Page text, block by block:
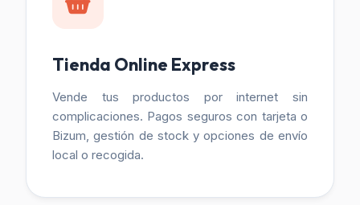
Tienda Online Express
Vende tus productos por internet sin
complicaciones. Pagos seguros con tarjeta o
Bizum, gestión de stock y opciones de envío
local o recogida.